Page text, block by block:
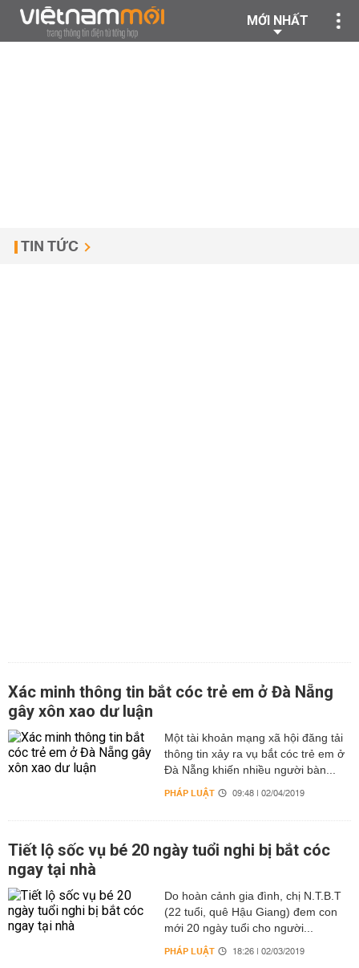
MỚI NHẤT
TIN TỨC
Xác minh thông tin bắt cóc trẻ em ở Đà Nẵng
gây xôn xao dư luận
Một tài khoản mạng xã hội đăng tải
thông tin xảy ra vụ bắt cóc trẻ em ở
Đà Nẵng khiến nhiều người bàn...
PHÁP LUẬT 09:48 | 02/04/2019
Tiết lộ sốc vụ bé 20 ngày tuổi nghi bị bắt cóc
ngay tại nhà
Do hoàn cảnh gia đình, chị N.T.B.T
(22 tuổi, quê Hậu Giang) đem con
mới 20 ngày tuổi cho người...
PHÁP LUẬT 18:26 | 02/03/2019